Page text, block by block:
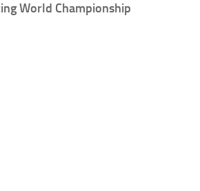
World Championship